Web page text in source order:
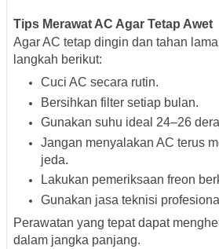
Tips Merawat AC Agar Tetap Awet
Agar AC tetap dingin dan tahan
langkah berikut:
Cuci AC secara rutin.
Bersihkan filter setiap bulan.
Gunakan suhu ideal 24–26
Jangan menyalakan AC terus
jeda.
Lakukan pemeriksaan freon
Gunakan jasa teknisi
Perawatan yang tepat dapat
dalam jangka panjang.